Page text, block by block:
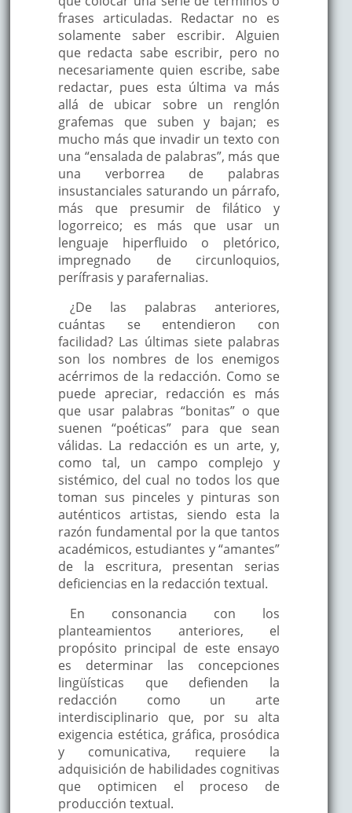
frases articuladas. Redactar no es
solamente saber escribir. Alguien
que redacta sabe escribir, pero no
necesariamente quien escribe, sabe
redactar, pues esta última va más
allá de ubicar sobre un renglón
grafemas que suben y bajan; es
mucho más que invadir un texto con
una “ensalada de palabras”, más que
una verborrea de palabras
insustanciales saturando un párrafo,
más que presumir de filático y
logorreico; es más que usar un
lenguaje hiperfluido o pletórico,
impregnado de circunloquios,
perífrasis y parafernalias.
¿De las palabras anteriores,
cuántas se entendieron con
facilidad? Las últimas siete palabras
son los nombres de los enemigos
acérrimos de la redacción. Como se
puede apreciar, redacción es más
que usar palabras “bonitas” o que
suenen “poéticas” para que sean
válidas. La redacción es un arte, y,
como tal, un campo complejo y
sistémico, del cual no todos los que
toman sus pinceles y pinturas son
auténticos artistas, siendo esta la
razón fundamental por la que tantos
académicos, estudiantes y “amantes”
de la escritura, presentan serias
deficiencias en la redacción textual.
En consonancia con los
planteamientos anteriores, el
propósito principal de este ensayo
es determinar las concepciones
lingüísticas que defienden la
redacción como un arte
interdisciplinario que, por su alta
exigencia estética, gráfica, prosódica
y comunicativa, requiere la
adquisición de habilidades cognitivas
que optimicen el proceso de
producción textual.